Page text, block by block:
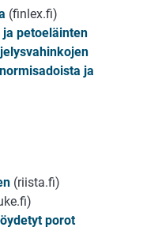
(finlex.fi)
petoeläinten
ja
(riista.fi)
porot